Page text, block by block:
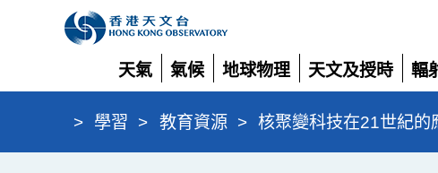
天氣
展
開
氣候
展
開
地球物理
展
開
天文及授時
展
開
輻
展
開
> 學習 > 教育資源 > 核聚變科技在21世紀的